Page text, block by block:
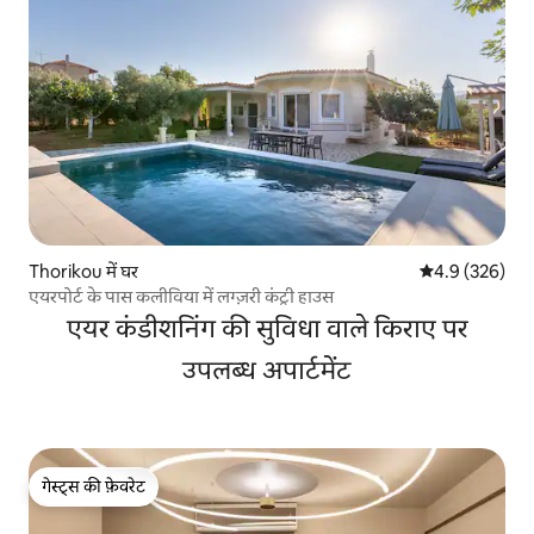
Thorikou में घर औसत रेटिंग 5 में
4.9 (326)
एयरपोर्ट के पास कलीविया में लग्ज़री कंट्री हाउस
एयर कंडीशनिंग की सुविधा वाले किराए पर
उपलब्ध अपार्टमेंट
गेस्ट्स की फ़ेवरेट
गेस्ट्स की फ़ेवरेट